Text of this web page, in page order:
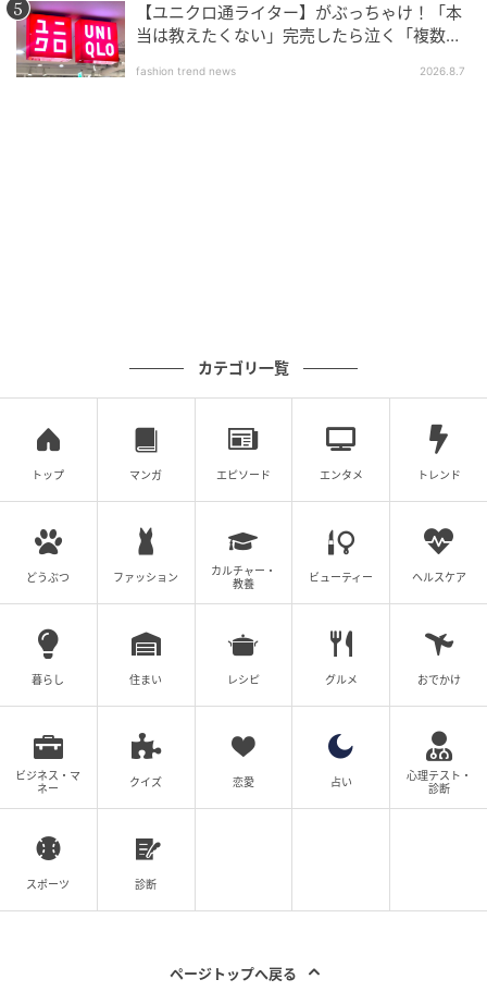
ジャケット・シャツ・パンツ
ブルー フロンセ
スニーカー
この記事を書いた人 寺倉玲子
ン誌、生活情報誌等を担当。 大手企業の商品プロデュ
【ユニクロ通ライター】がぶっちゃけ！「本
当は教えたくない」完売したら泣く「複数買
fashion trend news 2026.8.7
カテゴリ一覧
トップ マンガ エピソード エンタメ トレンド
どうぶつ ファッション
カルチャー・
教養
ビューティー ヘルスケア
暮らし 住まい レシピ グルメ おでかけ
ビジネス・マ
ネー
クイズ 恋愛 占い
心理テスト・
診断
スポーツ 診断
ページトップへ戻る